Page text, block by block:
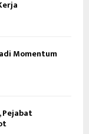
Momentum
Pejabat